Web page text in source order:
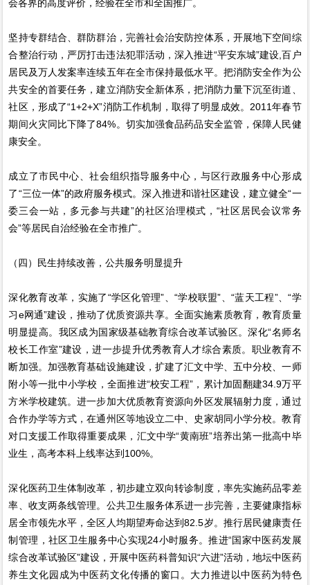
会各界的高度评价，经验在全市和全国推广。
坚持专群结合、群防群治，完善社会治安防控体系，开展地下空间综
合整治行动，严厉打击违法犯罪活动，深入推进“平安东城”建设,百户
居民及万人发案率连续五年在全市保持最低水平。把消防安全作为公
共安全的首要任务，建立消防安全新体系，把消防力量下沉至街道、
社区，形成了“1+2+X”消防工作机制，取得了明显成效。2011年春节
期间火灾同比下降了84%。切实加强食品药品安全监管，保障人民健
康安全。
成立了市民中心、社会组织指导服务中心，与区行政服务中心形成
了“三位一体”的政府服务模式。深入推进和谐社区建设，建立健全“一
委三会一站，多元参与共建”的社区治理模式，“社区居民会议常务
会”等居民自治经验在全市推广。
（四）民生持续改善，公共服务明显提升
深化教育改革，实施了“学区化管理”、“学校联盟”、“蓝天工程”、“学
习e网通”建设，推动了优质资源共享。全面实施素质教育，教育质量
明显提高。我区成为国家级基础教育综合改革试验区。深化“名师名
校长工作室”建设，进一步提升优秀教育人才综合素质。职业教育不
断加强。加强教育基础设施建设，扩建了汇文中学、五中分校、一师
附小等一批中小学校，全面推进“校安工程”，累计加固翻建34.9万平
方米学校建筑。进一步加大优质教育资源向外区发展辐射力度，通过
合作办学等方式，在通州区等地设立二中、史家胡同小学分校。教育
对口支援工作取得重要成果，汇文中学“黄南班”培养出第一批高中毕
业生，高考本科上线率达到100%。
深化医药卫生体制改革，初步建立双向转诊制度，率先实施药品零差
率、收支两条线管理。公共卫生服务体系进一步完善，主要健康指标
居全市领先水平，全区人均期望寿命达到82.5岁。推行居民健康责任
制管理，社区卫生服务中心实现24小时服务。推进“国家中医药发展
综合改革试验区”建设，开展中医药科普知识“六进”活动，地坛中医药
养生文化园成为中医药文化传播的窗口。大力推进以中医药为特色